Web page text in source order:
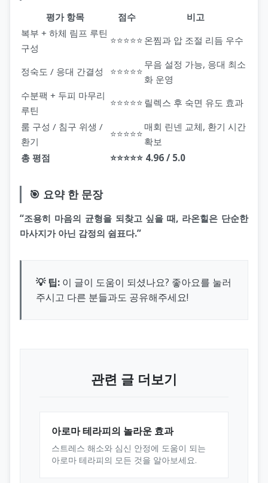
평가 항목 점수
비고
복부 + 하체 림프 루틴
구성
⭐⭐⭐⭐⭐ 온찜과 압 조절 리듬 우수
정숙도 / 응대 간결성 ⭐⭐⭐⭐⭐
무음 설정 가능, 응대 최소
화 운영
수분팩 + 두피 마무리
루틴
⭐⭐⭐⭐⭐ 릴렉스 후 숙면 유도 효과
룸 구성 / 침구 위생 /
환기
⭐⭐⭐⭐⭐
매회 린넨 교체, 환기 시간
확보
총 평점
⭐⭐⭐⭐⭐ 4.96 / 5.0
🎯 요약 한 문장
“조용히 마음의 균형을 되찾고 싶을 때, 라온힐은 단순한
마사지가 아닌 감정의 쉼표다.”
💡 팁: 이 글이 도움이 되셨나요? 좋아요를 눌러
주시고 다른 분들과도 공유해주세요!
관련 글 더보기
아로마 테라피의 놀라운 효과
스트레스 해소와 심신 안정에 도움이 되는
아로마 테라피의 모든 것을 알아보세요.